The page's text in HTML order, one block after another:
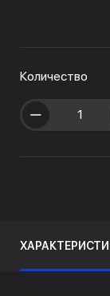
Количество